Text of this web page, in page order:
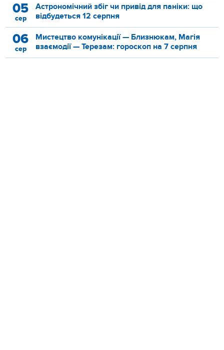
05
сер
Астрономічний збіг чи привід для паніки: що
відбудеться 12 серпня
06
сер
Мистецтво комунікації — Близнюкам, Магія
взаємодії — Терезам: гороскоп на 7 серпня